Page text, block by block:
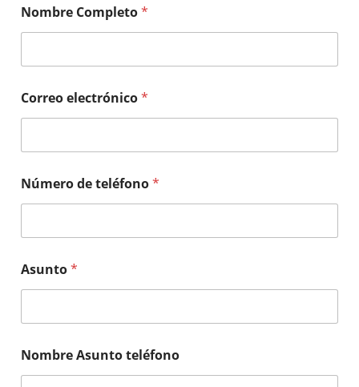
Nombre Completo*
Correo electrónico*
Número de teléfono*
Asunto*
Nombre Asunto teléfono